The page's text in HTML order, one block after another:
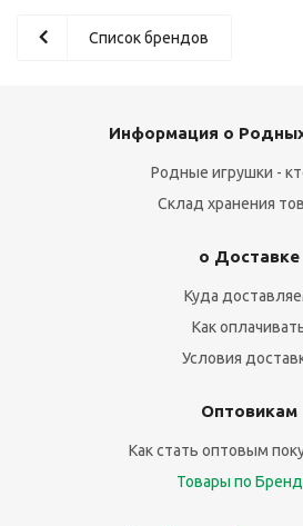
Список брендов
Информация о
Родные игрушки -
Склад хранения
о Доставке
Куда
Как
Условия
Оптовикам
Как стать оптовым
Товары по